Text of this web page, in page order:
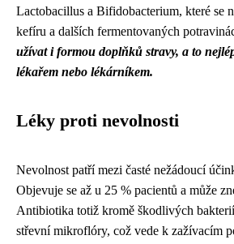
Lactobacillus a Bifidobacterium, které se
kefíru a dalších fermentovaných
užívat i formou doplňků stravy, a to
lékařem nebo lékárníkem.
Léky proti nevolnosti
Nevolnost patří mezi časté nežádoucí
Objevuje se až u 25 % pacientů a může
Antibiotika totiž kromě škodlivých
střevní mikroflóry, což vede k zažívacím